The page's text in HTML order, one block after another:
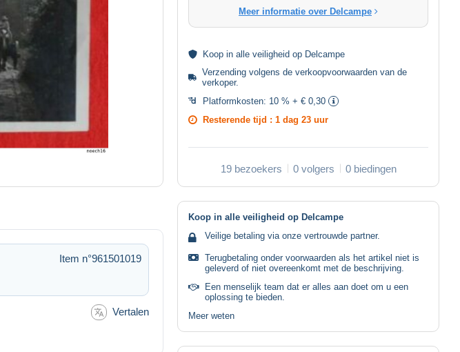
Meer informatie over Delcampe
Koop in alle veiligheid op Delcampe
Verzending volgens deverkoopvoorwaarden van de
verkoper.
Platformkosten: 10 % + € 0,30
Resterende tijd : 1 dag 23 uur
19 bezoekers 0 volgers 0 biedingen
Item n°961501019
Vertalen
Koop in alle veiligheid op Delcampe
Veilige betaling via onze vertrouwde partner.
Terugbetaling onder voorwaarden als het artikel niet is
geleverd of niet overeenkomt met de beschrijving.
Een menselijk team dat er alles aan doet om u een
oplossing te bieden.
Meer weten